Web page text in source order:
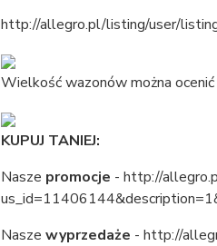
http://allegro.pl/listing/user/
Wielkość wazonów można
KUPUJ TANIEJ:
Nasze promocje - http://
Nasze wyprzedaże - http://